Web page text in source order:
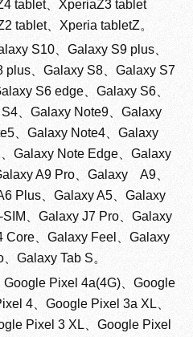
tablet、XperiaZ3 tablet
tablet、Xperia tabletZ。
S10、Galaxy S9 plus、
plus、Galaxy S8、Galaxy S7
S6 edge、Galaxy S6、
、Galaxy Note9、Galaxy
、Galaxy Note4、Galaxy
Galaxy Note Edge、Galaxy
A9 Pro、Galaxy A9、
Plus、Galaxy A5、Galaxy
、Galaxy J7 Pro、Galaxy
Core、Galaxy Feel、Galaxy
Galaxy Tab S。
Google Pixel 4a(4G)、Google
4、Google Pixel 3a XL、
Pixel 3 XL、Google Pixel